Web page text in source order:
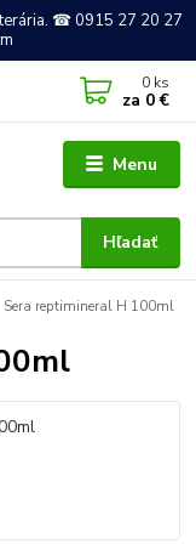
terária. ☎ 0915 27 20 27
Menu
Hľadať
0 ks
za 0 €
Sera reptimineral H 100ml